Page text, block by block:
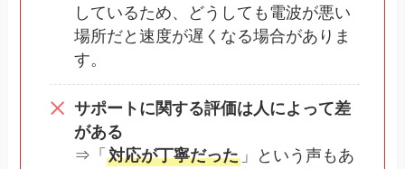
しているため、どうしても電波が悪い
場所だと速度が遅くなる場合がありま
す。
サポートに関する評価は人によって差
がある
⇒「 対応が丁寧だった」という声もあ